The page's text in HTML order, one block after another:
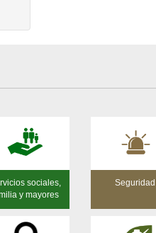
sociales,
y mayores
Seguridad